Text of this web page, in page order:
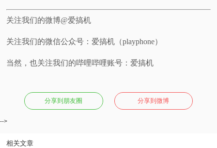
关注我们的微博@爱搞机
关注我们的微信公众号：爱搞机（playphone）
当然，也关注我们的哔哩哔哩账号：爱搞机
分享到朋友圈 分享到微博
-->
相关文章